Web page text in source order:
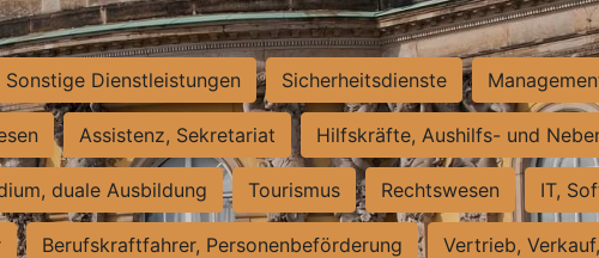
Sonstige Dienstleistungen Sicherheitsdienste
Assistenz, Sekretariat Hilfskräfte, Aushilfs- und
duale Ausbildung Tourismus Rechtswesen IT,
Berufskraftfahrer, Personenbeförderung Vertrieb,